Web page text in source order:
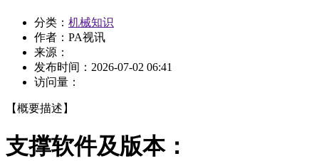
分类： 机械知识
作者：PA视讯
来源：
发布时间： 2026-07-02 06:41
访问量：
【概要描述】
支撑软件及版本：